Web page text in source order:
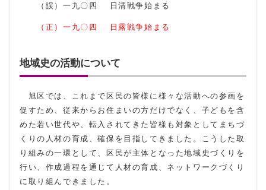
（誤）一九〇四 日清戦争始まる
（正）一九〇四 日露戦争始まる
地域史の活動について
旭区では、これまで区民の皆様に様々な活動への参画を
促すため、従来からお住まいの方だけでなく、子どもを含
めた若い世代や、転入されてきた皆様も対象としてまちづ
くりの人材の育成、確保を目指してきました。こうした取
り組みの一環として、区民が主体となった地域史づくりを
行い、作成過程を通じて人材の育成、ネットワークづくり
に取り組んできました。